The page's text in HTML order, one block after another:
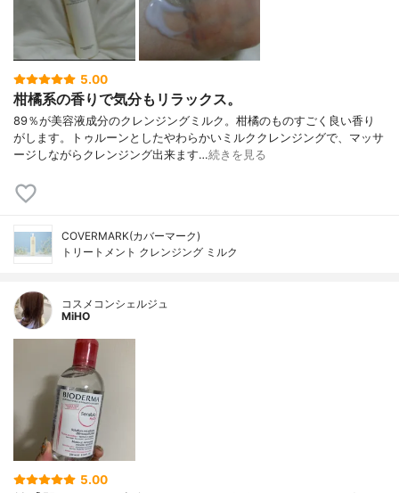
5.00
柑橘系の香りで気分もリラックス。
89％が美容液成分のクレンジングミルク。柑橘のものすごく良い香り
がします。トゥルーンとしたやわらかいミルククレンジングで、マッサ
ージしながらクレンジング出来ます…続きを見る
COVERMARK(カバーマーク)
トリートメント クレンジング ミルク
コスメコンシェルジュ
MiHO
5.00